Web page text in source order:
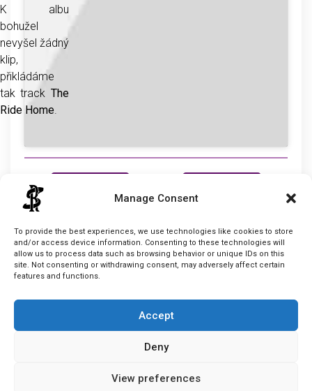
Manage Consent
To provide the best experiences, we use technologies like cookies to store
and/or access device information. Consenting to these technologies will
allow us to process data such as browsing behavior or unique IDs on this
site. Not consenting or withdrawing consent, may adversely affect certain
features and functions.
Accept
Deny
View preferences
K albu
bohužel
nevyšel žádný
klip,
přikládáme
tak track The
Ride Home.